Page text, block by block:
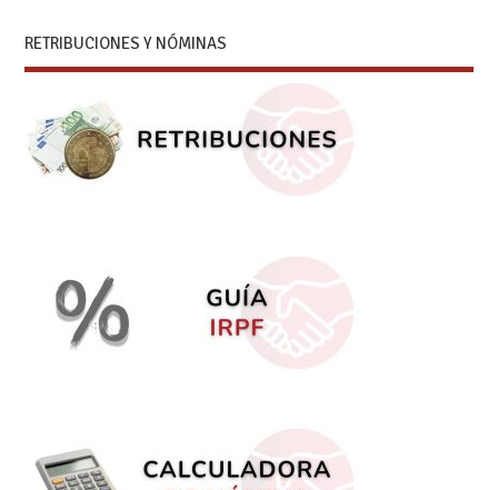
RETRIBUCIONES Y NÓMINAS